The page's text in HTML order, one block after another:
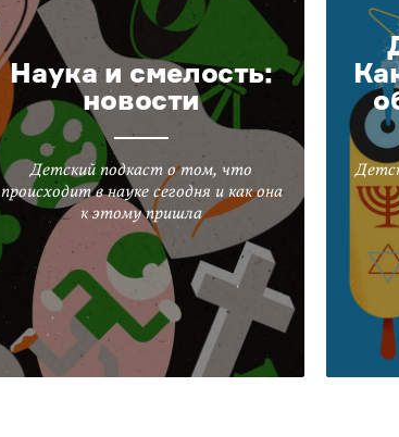
Наука и смелость:
новости
Детский подкаст о том, что
происходит в науке сегодня и как она
к этому пришла